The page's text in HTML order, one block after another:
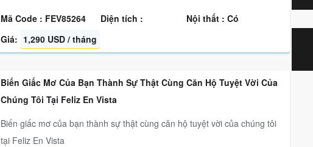
Mã Code : FEV85264 Diện tích :
Nội thất : Có
Giá: 1,290 USD / tháng
Biến Giấc Mơ Của Bạn Thành Sự Thật Cùng Căn Hộ Tuyệt Vời Của
Chúng Tôi Tại Feliz En Vista
Biến giấc mơ của bạn thành sự thật cùng căn hộ tuyệt vời của chúng tôi
tại Feliz En Vista